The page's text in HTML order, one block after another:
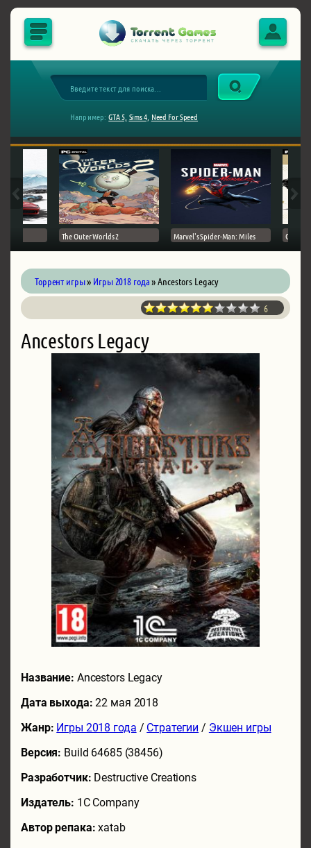
Например: GTA 5, Sims 4, Need For Speed
The Outer Worlds 2 Marvel's Spider-Man: Miles Ghost
Торрент игры» Игры 2018 года» Ancestors Legacy
6
Ancestors Legacy
Название: Ancestors Legacy
Дата выхода:22 мая 2018
Жанр: Игры 2018 года / Стратегии / Экшен игры
Версия: Build 64685 (38456)
Разработчик: Destructive Creations
Издатель: 1C Company
Автор репака:xatab